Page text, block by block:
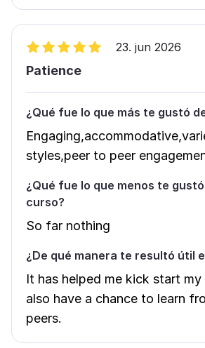
23. jun 2026
Patience
¿Qué fue lo que más te gustó
styles,peer to peer
¿Qué fue lo que menos te
curso?
So far nothing
¿De qué manera te resultó útil
It has helped me kick start my
also have a chance to learn
peers.